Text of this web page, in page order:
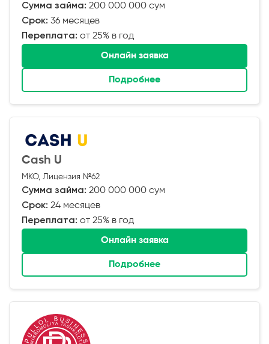
Сумма займа: 200 000 000 сум
Срок: 36 месяцев
Переплата: от 25% в год
Онлайн заявка
Подробнее
Cash U
МКО, Лицензия №62
Сумма займа: 200 000 000 сум
Срок: 24 месяцев
Переплата: от 25% в год
Онлайн заявка
Подробнее